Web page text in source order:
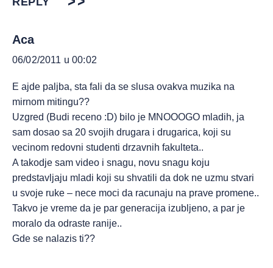
Aca
06/02/2011 u 00:02
E ajde paljba, sta fali da se slusa ovakva muzika na
mirnom mitingu??
Uzgred (Budi receno :D) bilo je MNOOOGO mladih, ja
sam dosao sa 20 svojih drugara i drugarica, koji su
vecinom redovni studenti drzavnih fakulteta..
A takodje sam video i snagu, novu snagu koju
predstavljaju mladi koji su shvatili da dok ne uzmu stvari
u svoje ruke – nece moci da racunaju na prave promene..
Takvo je vreme da je par generacija izubljeno, a par je
moralo da odraste ranije..
Gde se nalazis ti??